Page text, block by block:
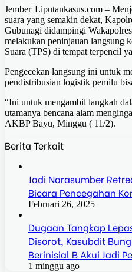
Jember||Liputankasus.com –
suara yang semakin dekat,
Gubunagi didampingi
melakukan peninjauan langsung
Suara (TPS) di tempat terpencil
Pengecekan langsung ini untuk
pendistribusian logistik pemilu
“Ini untuk mengambil langkah
utamanya bencana alam
AKBP Bayu, Minggu ( 11/2).
Berita Terkait
Jadi Narasumber
Bicara Pencegahan
Februari 26, 2025
Dugaan Tangkap
Disorot, Kasubdit
Berinisial B Akui Jadi
1 minggu ago